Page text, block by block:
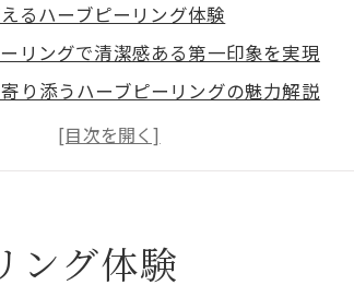
るハーブピーリング体験
リングで清潔感ある第一印象を実現
り添うハーブピーリングの魅力解説
与える美肌効果とハーブピーリングの関
が変わるハーブピーリング体験談
へ導く施術の秘密
リングで素肌に自信が持てる理由
ング体験